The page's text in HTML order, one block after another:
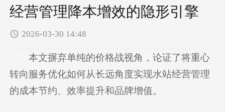
经营管理降本增效的隐形引擎
2026-03-30 14:48
本文摒弃单纯的价格战视角，论证了将重心
转向服务优化如何从长远角度实现水站经营管理
的成本节约、效率提升和品牌增值。